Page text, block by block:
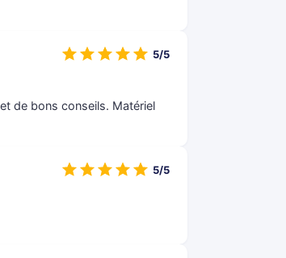
de bons conseils. Matériel
5/5
5/5